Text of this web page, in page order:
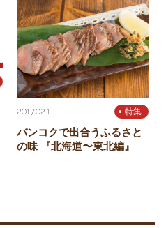
2017.02.1 特集
バンコクで出合うふるさと
の味 『北海道〜東北編』